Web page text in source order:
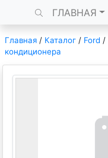
ГЛАВНАЯ
Главная / Каталог / Ford /
кондиционера